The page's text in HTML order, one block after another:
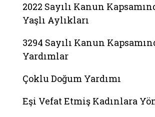
2022 Sayılı Kanun
Yaşlı Aylıkları
3294 Sayılı Kanun
Yardımlar
Çoklu Doğum Yardımı
Eşi Vefat Etmiş Kadınlara